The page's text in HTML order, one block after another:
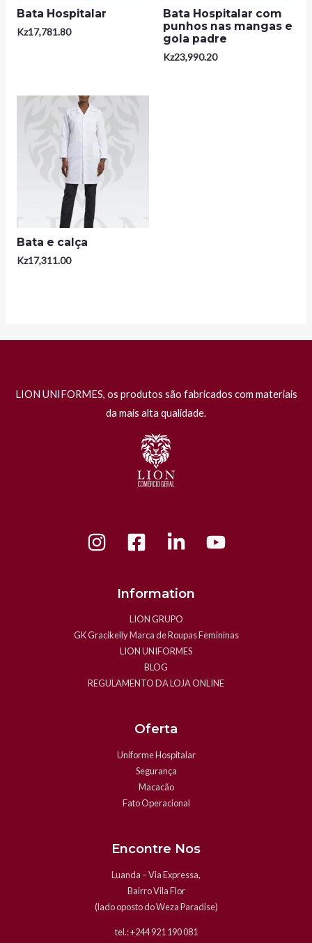
Bata Hospitalar
Kz17,781.80
Bata Hospitalar com
punhos nas mangas e
gola padre
Kz23,990.20
Bata e calça
Kz17,311.00
LION UNIFORMES, os produtos são fabricados com materiais
da mais alta qualidade.
Information
LION GRUPO
GK Gracikelly Marca de Roupas Femininas
LION UNIFORMES
BLOG
REGULAMENTO DA LOJA ONLINE
Oferta
Uniforme Hospitalar
Segurança
Macacão
Fato Operacional
Encontre Nos
Luanda – Via Expressa,
Bairro Vila Flor
(lado oposto do Weza Paradise)
tel.: +244 921 190 081